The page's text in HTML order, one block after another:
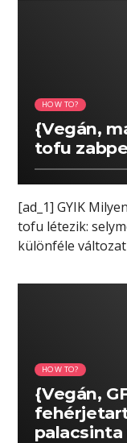
HOW TO?
{Vegán,
tofu
[ad_1] GYIK
tofu létezik:
különféle
HOW TO?
{Vegán,